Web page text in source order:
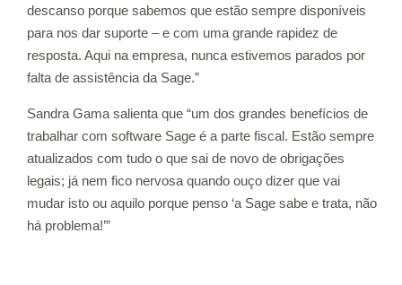
descanso porque sabemos que estão sempre disponíveis
para nos dar suporte – e com uma grande rapidez de
resposta. Aqui na empresa, nunca estivemos parados por
falta de assistência da Sage.”
Sandra Gama salienta que “um dos grandes benefícios de
trabalhar com software Sage é a parte fiscal. Estão sempre
atualizados com tudo o que sai de novo de obrigações
legais; já nem fico nervosa quando ouço dizer que vai
mudar isto ou aquilo porque penso ‘a Sage sabe e trata, não
há problema!’”